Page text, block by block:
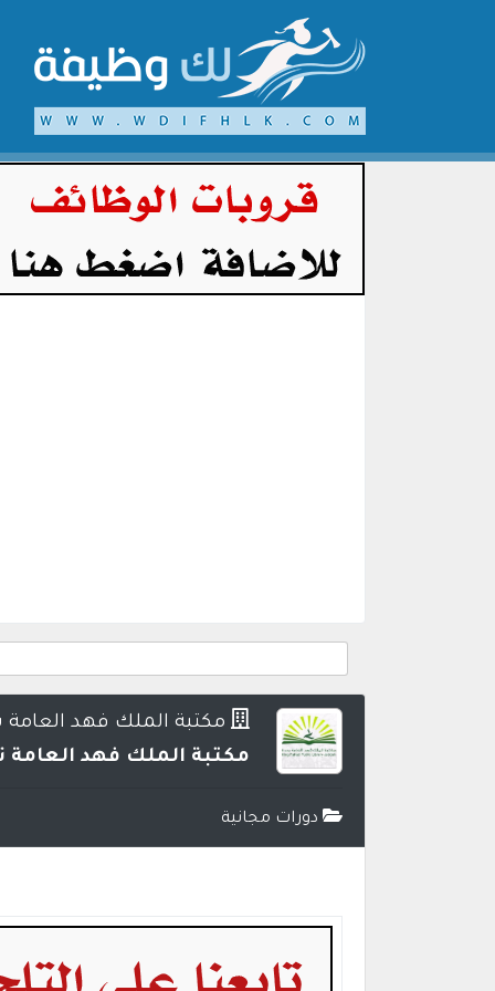
مكتبة الملك فهد العامة
مكتبة الملك فهد العامة تعلن عن إقامة 9 دورات
دورات مجانية